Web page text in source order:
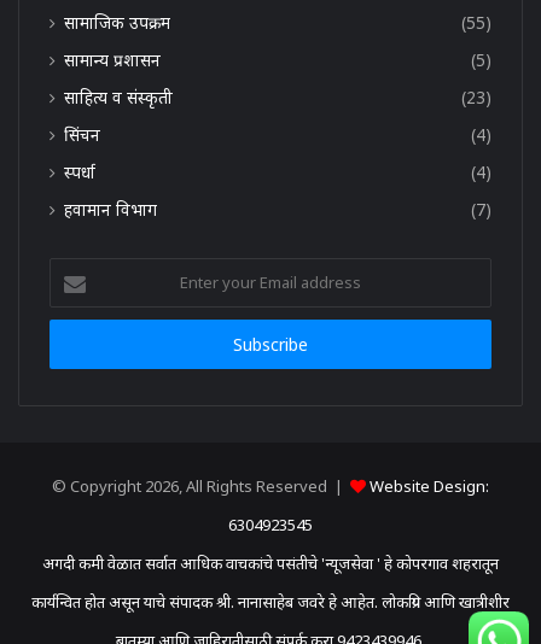
सामाजिक उपक्रम
(55)
सामान्य प्रशासन
(5)
साहित्य व संस्कृती
(23)
सिंचन
(4)
स्पर्धा
(4)
हवामान विभाग
(7)
your
Email
© Copyright 2026, All Rights Reserved |
Website Design:
6304923545
अगदी कमी वेळात सर्वात आधिक वाचकांचे पसंतीचे 'न्यूजसेवा ' हे कोपरगाव शहरातून
कार्यन्वित होत असून याचे संपादक श्री. नानासाहेब जवरे हे आहेत. लोकप्रिय आणि खात्रीशीर